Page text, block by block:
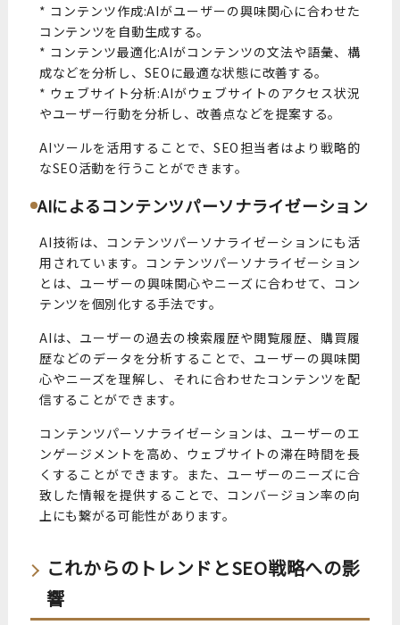
* コンテンツ作成:AIがユーザーの興味関心に合わせた
コンテンツを自動生成する。
* コンテンツ最適化:AIがコンテンツの文法や語彙、構
成などを分析し、SEOに最適な状態に改善する。
* ウェブサイト分析:AIがウェブサイトのアクセス状況
やユーザー行動を分析し、改善点などを提案する。
AIツールを活用することで、SEO担当者はより戦略的
なSEO活動を行うことができます。
AIによるコンテンツパーソナライゼーション
AI技術は、コンテンツパーソナライゼーションにも活
用されています。コンテンツパーソナライゼーション
とは、ユーザーの興味関心やニーズに合わせて、コン
テンツを個別化する手法です。
AIは、ユーザーの過去の検索履歴や閲覧履歴、購買履
歴などのデータを分析することで、ユーザーの興味関
心やニーズを理解し、それに合わせたコンテンツを配
信することができます。
コンテンツパーソナライゼーションは、ユーザーのエ
ンゲージメントを高め、ウェブサイトの滞在時間を長
くすることができます。また、ユーザーのニーズに合
致した情報を提供することで、コンバージョン率の向
上にも繋がる可能性があります。
これからのトレンドとSEO戦略への影
響